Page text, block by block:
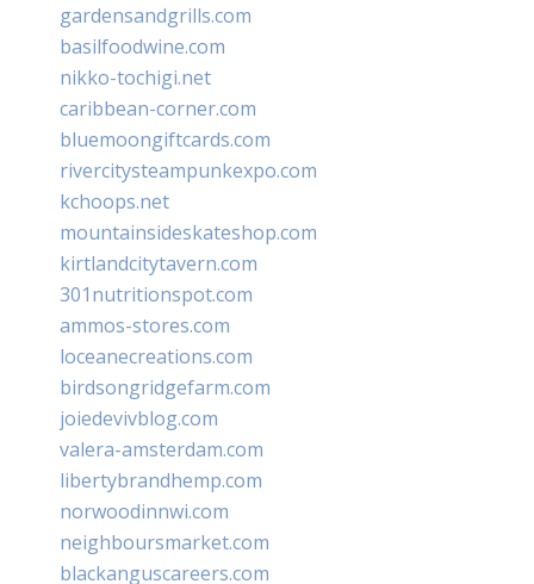
gardensandgrills.com
basilfoodwine.com
nikko-tochigi.net
caribbean-corner.com
bluemoongiftcards.com
rivercitysteampunkexpo.com
kchoops.net
mountainsideskateshop.com
kirtlandcitytavern.com
301nutritionspot.com
ammos-stores.com
loceanecreations.com
birdsongridgefarm.com
joiedevivblog.com
valera-amsterdam.com
libertybrandhemp.com
norwoodinnwi.com
neighboursmarket.com
blackanguscareers.com